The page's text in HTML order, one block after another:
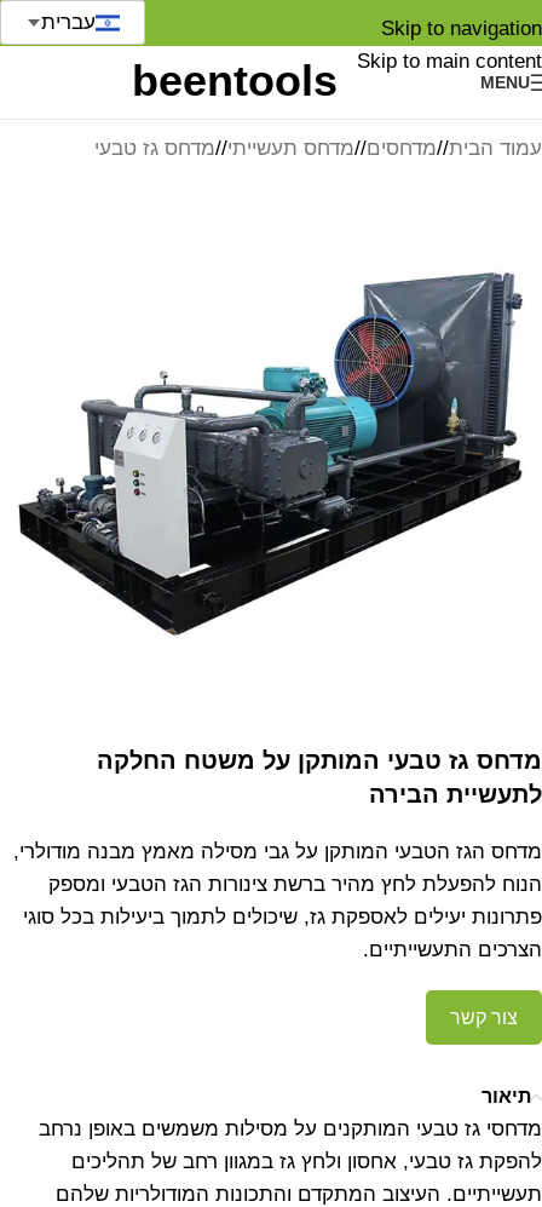
Skip to navigation
Skip to main content
MENU
עברית
עמוד הבית/ מדחסים/ מדחס תעשייתי/ מדחס גז טבעי
מדחס גז טבעי המותקן על משטח החלקה
לתעשיית הבירה
מדחס הגז הטבעי המותקן על גבי מסילה מאמץ מבנה מודולרי,
הנוח להפעלת לחץ מהיר ברשת צינורות הגז הטבעי ומספק
פתרונות יעילים לאספקת גז, שיכולים לתמוך ביעילות בכל סוגי
הצרכים התעשייתיים.
צור קשר
תיאור
מדחסי גז טבעי המותקנים על מסילות משמשים באופן נרחב
להפקת גז טבעי, אחסון ולחץ גז במגוון רחב של תהליכים
תעשייתיים. העיצוב המתקדם והתכונות המודולריות שלהם